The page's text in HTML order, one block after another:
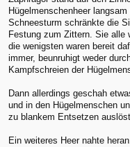
Hügelmenschenheer
Schneesturm schränkte die
Festung zum Zittern. Sie alle
die wenigsten waren bereit
immer, beunruhigt weder
Kampfschreien der
Dann allerdings geschah
und in den Hügelmenschen
zu blankem Entsetzen
Ein weiteres Heer nahte